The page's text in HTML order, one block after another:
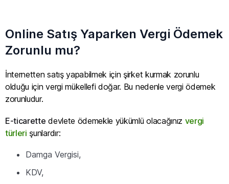
Online Satış Yaparken Vergi Ödemek
Zorunlu mu?
İnternetten satış yapabilmek için şirket kurmak zorunlu
olduğu için vergi mükellefi doğar. Bu nedenle vergi ödemek
zorunludur.
E-ticarette devlete ödemekle yükümlü olacağınız vergi
türleri şunlardır:
Damga Vergisi,
KDV,